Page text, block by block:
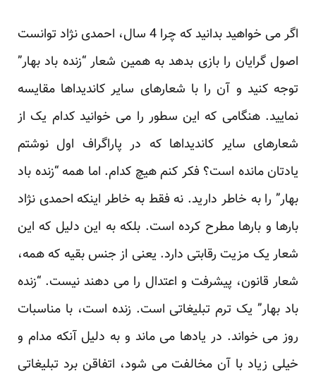
اگر می خواهید بدانید که چرا 4 سال، احمدی نژاد توانست
اصول گرایان را بازی بدهد به همین شعار “زنده باد بهار”
توجه کنید و آن را با شعارهای سایر کاندیداها مقایسه
نمایید. هنگامی که این سطور را می خوانید کدام یک از
شعارهای سایر کاندیداها که در پاراگراف اول نوشتم
یادتان مانده است؟ فکر کنم هیچ کدام. اما همه “زنده باد
بهار” را به خاطر دارید. نه فقط به خاطر اینکه احمدی نژاد
بارها و بارها مطرح کرده است. بلکه به این دلیل که این
شعار یک مزیت رقابتی دارد. یعنی از جنس بقیه که همه،
شعار قانون، پیشرفت و اعتدال را می دهند نیست. “زنده
باد بهار” یک ترم تبلیغاتی است. زنده است، با مناسبات
روز می خواند. در یادها می ماند و به دلیل آنکه مدام و
خیلی زیاد با آن مخالفت می شود، اتفاقن برد تبلیغاتی